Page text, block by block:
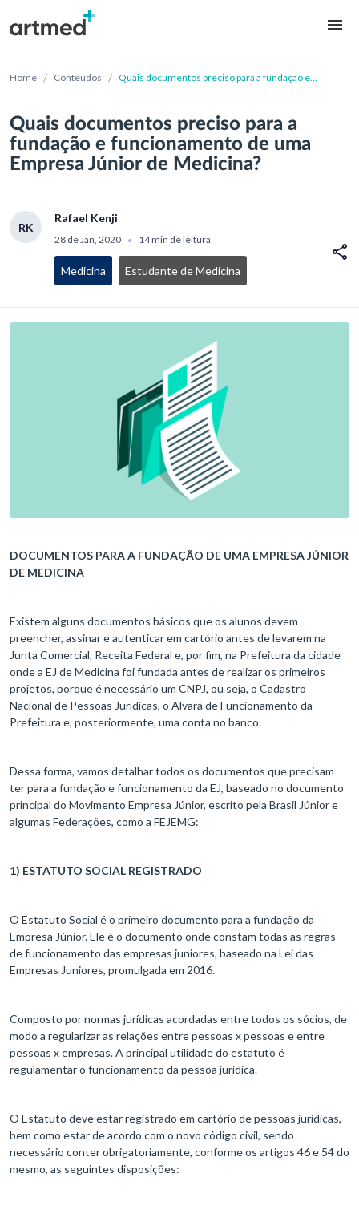
Home / Conteúdos / Quais documentos preciso para a fundação e
Quais documentos preciso para a
fundação e funcionamento de uma
Empresa Júnior de Medicina?
RK
Rafael Kenji
28 de Jan, 2020 • 14 min de leitura
Medicina Estudante de Medicina
DOCUMENTOS PARA A FUNDAÇÃO DE UMA EMPRESA JÚNIOR
DE MEDICINA
Existem alguns documentos básicos que os alunos devem
preencher, assinar e autenticar em cartório antes de levarem na
Junta Comercial, Receita Federal e, por fim, na Prefeitura da cidade
onde a EJ de Medicina foi fundada antes de realizar os primeiros
projetos, porque é necessário um CNPJ, ou seja, o Cadastro
Nacional de Pessoas Jurídicas, o Alvará de Funcionamento da
Prefeitura e, posteriormente, uma conta no banco.
Dessa forma, vamos detalhar todos os documentos que precisam
ter para a fundação e funcionamento da EJ, baseado no documento
principal do Movimento Empresa Júnior, escrito pela Brasil Júnior e
algumas Federações, como a FEJEMG:
1) ESTATUTO SOCIAL REGISTRADO
O Estatuto Social é o primeiro documento para a fundação da
Empresa Júnior. Ele é o documento onde constam todas as regras
de funcionamento das empresas juniores, baseado na Lei das
Empresas Juniores, promulgada em 2016.
Composto por normas jurídicas acordadas entre todos os sócios, de
modo a regularizar as relações entre pessoas x pessoas e entre
pessoas x empresas. A principal utilidade do estatuto é
regulamentar o funcionamento da pessoa jurídica.
O Estatuto deve estar registrado em cartório de pessoas jurídicas,
bem como estar de acordo com o novo código civil, sendo
necessário conter obrigatoriamente, conforme os artigos 46 e 54 do
mesmo, as seguintes disposições: